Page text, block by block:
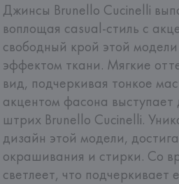
Джинсы Brunello Cucinelli
воплощая casual-стиль с
свободный крой этой
эффектом ткани. Мягкие
вид, подчеркивая тонкое
акцентом фасона
штрих Brunello Cucinelli.
дизайн этой модели,
окрашивания и стирки. Со
светлеет, что подчеркивает